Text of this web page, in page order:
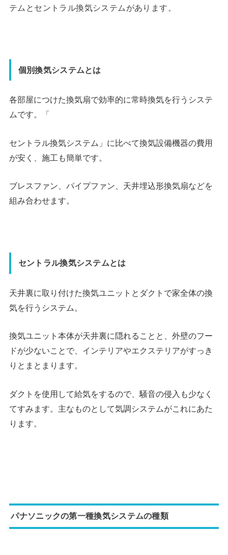
テムとセントラル換気システムがあります。
個別換気システムとは
各部屋につけた換気扇で効率的に常時換気を行うシステ
ムです。「
セントラル換気システム」に比べて換気設備機器の費用
が安く、施工も簡単です。
ブレスファン、パイプファン、天井埋込形換気扇などを
組み合わせます。
セントラル換気システムとは
天井裏に取り付けた換気ユニットとダクトで家全体の換
気を行うシステム。
換気ユニット本体が天井裏に隠れることと、外壁のフー
ドが少ないことで、インテリアやエクステリアがすっき
りとまとまります。
ダクトを使用して給気をするので、騒音の侵入も少なく
てすみます。主なものとして気調システムがこれにあた
ります。
パナソニックの第一種換気システムの種類